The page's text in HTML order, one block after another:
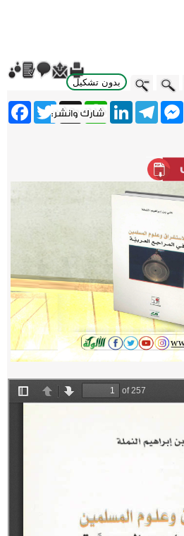
بدون تشكيل
Twitter X
WhatsApp
LinkedInTelegram
Messenger